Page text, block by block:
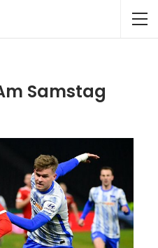
Samstag